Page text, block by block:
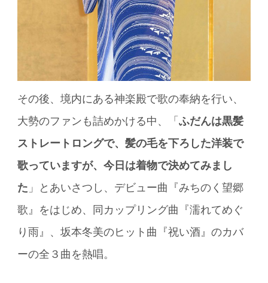
その後、境内にある神楽殿で歌の奉納を行い、
大勢のファンも詰めかける中、「ふだんは黒髪
ストレートロングで、髪の毛を下ろした洋装で
歌っていますが、今日は着物で決めてみまし
た 」とあいさつし、デビュー曲『みちのく望郷
歌』をはじめ、同カップリング曲『濡れてめぐ
り雨』、坂本冬美のヒット曲『祝い酒』のカバ
ーの全３曲を熱唱。